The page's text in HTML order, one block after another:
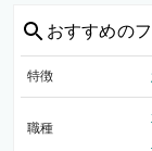
おすすめの
特徴
職種